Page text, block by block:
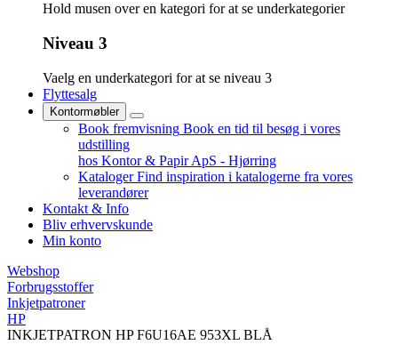
Hold musen over en kategori for at se underkategorier
Niveau 3
Vaelg en underkategori for at se niveau 3
Flyttesalg
Kontormøbler
Book fremvisning Book en tid til besøg i vores
udstilling
hos Kontor & Papir ApS - Hjørring
Kataloger Find inspiration i katalogerne fra vores
leverandører
Kontakt & Info
Bliv erhvervskunde
Min konto
Webshop
Forbrugsstoffer
Inkjetpatroner
HP
INKJETPATRON HP F6U16AE 953XL BLÅ